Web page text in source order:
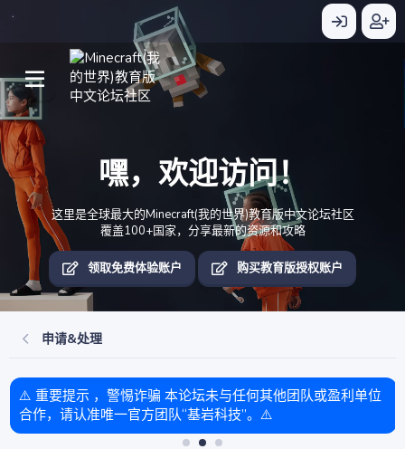
嘿，欢迎访问！
这里是全球最大的Minecraft(我的世界)教育版中文论坛社区
覆盖100+国家，分享最新的资源和攻略
领取免费体验账户 购买教育版授权账户
申请&处理
⚠️ 重要提示 ，警惕诈骗 本论坛未与任何其他团队或盈利单位
合作，请认准唯一官方团队“基岩科技”。⚠️